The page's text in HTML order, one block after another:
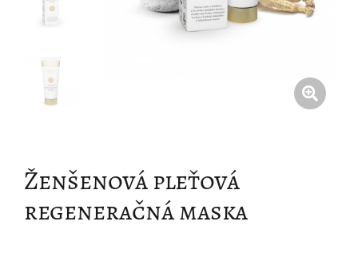
Ženšenová pleťová
regeneračná maska